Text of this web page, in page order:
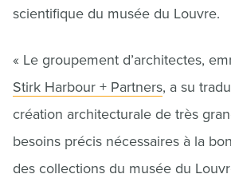
scientifique du musée du Louvre.
« Le groupement d’architectes,
Stirk Harbour + Partners, a su
création architecturale de très
besoins précis nécessaires à la
des collections du musée du